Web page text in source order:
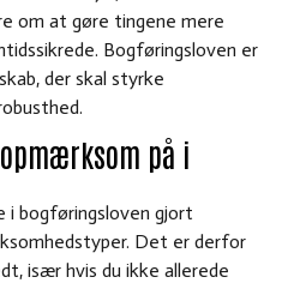
om at gøre tingene mere
Bogføringsloven er
der skal styrke
på i
i bogføringsloven gjort
Det er derfor
især hvis du ikke allerede